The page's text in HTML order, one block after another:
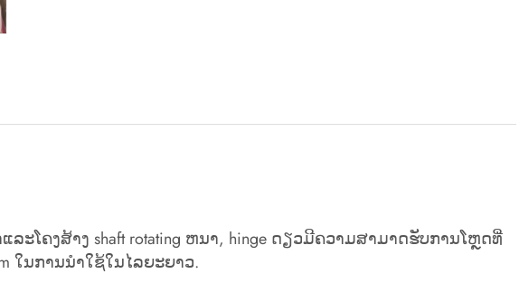
ະໂຄງສ້າງ shaft rotating ຫນາ, hinge ດຽວມີຄວາມສາມາດຮັບການໂຫຼດທີ່
ໃນການນໍາໃຊ້ໃນໄລຍະຍາວ.